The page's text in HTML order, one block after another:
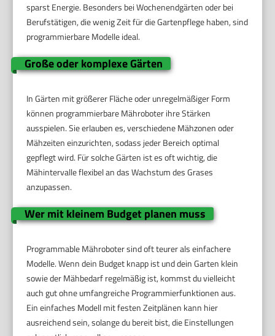
sparst Energie. Besonders bei Wochenendgärten oder bei
Berufstätigen, die wenig Zeit für die Gartenpflege haben, sind
programmierbare Modelle ideal.
Große oder komplexe Gärten
In Gärten mit größerer Fläche oder unregelmäßiger Form
können programmierbare Mähroboter ihre Stärken
ausspielen. Sie erlauben es, verschiedene Mähzonen oder
Mähzeiten einzurichten, sodass jeder Bereich optimal
gepflegt wird. Für solche Gärten ist es oft wichtig, die
Mähintervalle flexibel an das Wachstum des Grases
anzupassen.
Wer mit kleinem Budget planen muss
Programmable Mähroboter sind oft teurer als einfachere
Modelle. Wenn dein Budget knapp ist und dein Garten klein
sowie der Mähbedarf regelmäßig ist, kommst du vielleicht
auch gut ohne umfangreiche Programmierfunktionen aus.
Ein einfaches Modell mit festen Zeitplänen kann hier
ausreichend sein, solange du bereit bist, die Einstellungen